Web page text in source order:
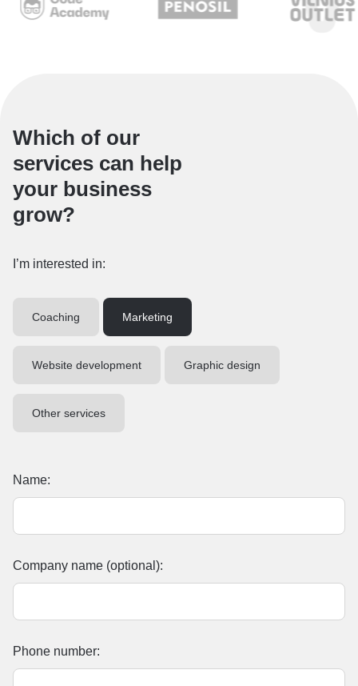
Which of our
services can help
your business
grow?
I’m interested in:
Coaching Marketing
Website development Graphic design
Other services
Name:
Company name (optional):
Phone number: